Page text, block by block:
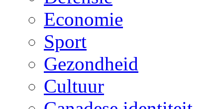
Economie
Sport
Gezondheid
Cultuur